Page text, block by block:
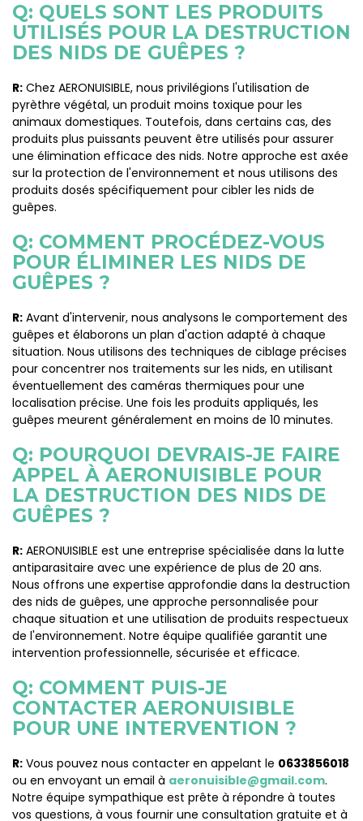
Q: QUELS SONT LES PRODUITS
UTILISÉS POUR LA DESTRUCTION
DES NIDS DE GUÊPES ?
R: Chez AERONUISIBLE, nous privilégions l'utilisation de
pyrèthre végétal, un produit moins toxique pour les
animaux domestiques. Toutefois, dans certains cas, des
produits plus puissants peuvent être utilisés pour assurer
une élimination efficace des nids. Notre approche est axée
sur la protection de l'environnement et nous utilisons des
produits dosés spécifiquement pour cibler les nids de
guêpes.
Q: COMMENT PROCÉDEZ-VOUS
POUR ÉLIMINER LES NIDS DE
GUÊPES ?
R: Avant d'intervenir, nous analysons le comportement des
guêpes et élaborons un plan d'action adapté à chaque
situation. Nous utilisons des techniques de ciblage précises
pour concentrer nos traitements sur les nids, en utilisant
éventuellement des caméras thermiques pour une
localisation précise. Une fois les produits appliqués, les
guêpes meurent généralement en moins de 10 minutes.
Q: POURQUOI DEVRAIS-JE FAIRE
APPEL À AERONUISIBLE POUR
LA DESTRUCTION DES NIDS DE
GUÊPES ?
R: AERONUISIBLE est une entreprise spécialisée dans la lutte
antiparasitaire avec une expérience de plus de 20 ans.
Nous offrons une expertise approfondie dans la destruction
des nids de guêpes, une approche personnalisée pour
chaque situation et une utilisation de produits respectueux
de l'environnement. Notre équipe qualifiée garantit une
intervention professionnelle, sécurisée et efficace.
Q: COMMENT PUIS-JE
CONTACTER AERONUISIBLE
POUR UNE INTERVENTION ?
R: Vous pouvez nous contacter en appelant le 0633856018
ou en envoyant un email à aeronuisible@gmail.com.
Notre équipe sympathique est prête à répondre à toutes
vos questions, à vous fournir une consultation gratuite et à